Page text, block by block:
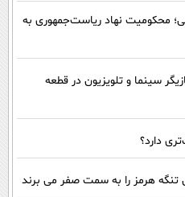
محکومیت نهاد ریاست‌جمهوری به
سینما و تلویزیون در قطعه
دارد؟